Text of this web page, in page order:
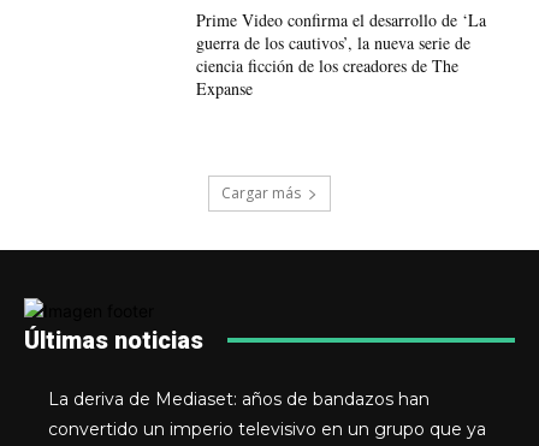
Prime Video confirma el desarrollo de ‘La
guerra de los cautivos’, la nueva serie de
ciencia ficción de los creadores de The
Expanse
Cargar más
Últimas noticias
La deriva de Mediaset: años de bandazos han
convertido un imperio televisivo en un grupo que ya